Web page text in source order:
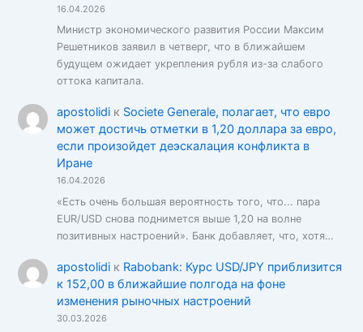
16.04.2026
Министр экономического развития России Максим
Решетников заявил в четверг, что в ближайшем
будущем ожидает укрепления рубля из-за слабого
оттока капитала.
apostolidiк Societe Generale, полагает, что евро
может достичь отметки в 1,20 доллара за евро,
если произойдет деэскалация конфликта в
Иране
16.04.2026
«Есть очень большая вероятность того, что... пара
EUR/USD снова поднимется выше 1,20 на волне
позитивных настроений». Банк добавляет, что, хотя…
apostolidiк Rabobank: Курс USD/JPY приблизится
к 152,00 в ближайшие полгода на фоне
изменения рыночных настроений
30.03.2026